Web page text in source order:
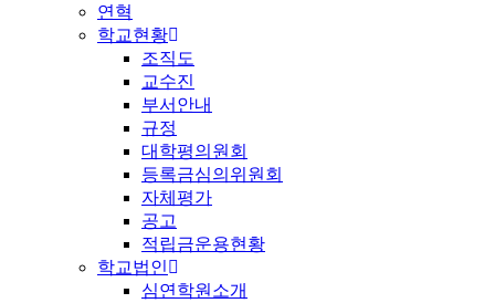
연혁
학교현황
조직도
교수진
부서안내
규정
대학평의원회
등록금심의위원회
자체평가
공고
적립금운용현황
학교법인
심연학원소개